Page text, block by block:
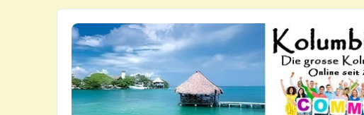
Kolumbienforum - Das grosse Forum der
Reisen, Auswandern, Kultur, Politik, Geschichte und Visum in Kolumbien und